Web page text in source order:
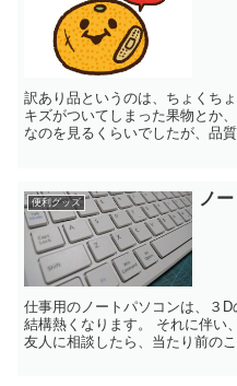
訳あり品というのは、ちょくちょく見かけ
キズがついてしまった果物とか、
なのを見るくらいでしたが、品
便利グッズ ノ
仕事用のノートパソコンは、３D
結構熱くなります。 それに伴い、処理スピードが遅くなっている。
友人に相談したら、当たり前のことみたい。 そし